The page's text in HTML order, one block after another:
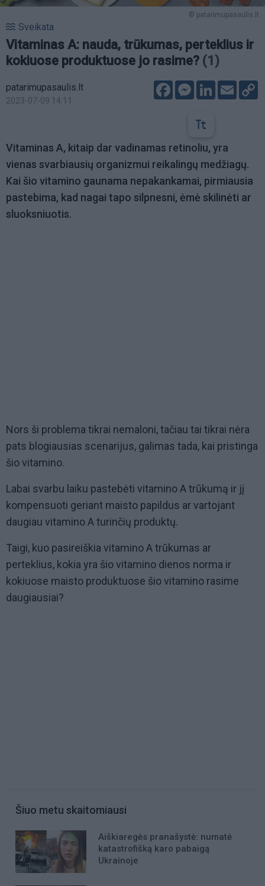
© patarimupasaulis.lt
Sveikata
Vitaminas A: nauda, trūkumas, perteklius ir
kokiuose produktuose jo rasime? (1)
patarimupasaulis.lt
2023-07-09 14:11
FacebookMessenger
LinkedIn
Email
Vitaminas A, kitaip dar vadinamas retinoliu, yra
vienas svarbiausių organizmui reikalingų medžiagų.
Kai šio vitamino gaunama nepakankamai, pirmiausia
pastebima, kad nagai tapo silpnesni, ėmė skilinėti ar
sluoksniuotis.
Nors ši problema tikrai nemaloni, tačiau tai tikrai nėra
pats blogiausias scenarijus, galimas tada, kai pristinga
šio vitamino.
Labai svarbu laiku pastebėti vitamino A trūkumą ir jį
kompensuoti geriant maisto papildus ar vartojant
daugiau vitamino A turinčių produktų.
Taigi, kuo pasireiškia vitamino A trūkumas ar
perteklius, kokia yra šio vitamino dienos norma ir
kokiuose maisto produktuose šio vitamino rasime
daugiausiai?
Šiuo metu skaitomiausi
Aiškiaregės pranašystė: numatė
katastrofišką karo pabaigą
Ukrainoje